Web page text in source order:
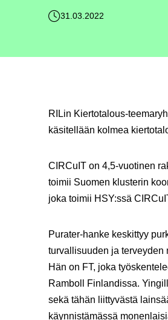
31.03.2022
RILin Kiertotalous-
käsitellään kolmea
CIRCuIT on 4,5-vuotinen
toimii Suomen klusterin
joka toimii HSY:ssä
Purater-hanke keskittyy
turvallisuuden ja terveyden
Hän on FT, joka
Ramboll Finlandissa.
sekä tähän liittyvästä
käynnistämässä